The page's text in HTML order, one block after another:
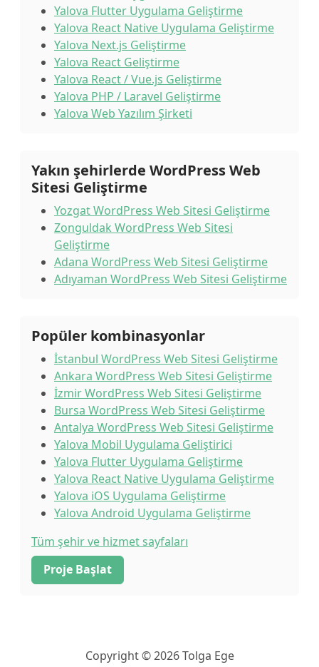
Yalova Flutter Uygulama Geliştirme
Yalova React Native Uygulama Geliştirme
Yalova Next.js Geliştirme
Yalova React Geliştirme
Yalova React / Vue.js Geliştirme
Yalova PHP / Laravel Geliştirme
Yalova Web Yazılım Şirketi
Yakın şehirlerde WordPress Web
Sitesi Geliştirme
Yozgat WordPress Web Sitesi Geliştirme
Zonguldak WordPress Web Sitesi
Geliştirme
Adana WordPress Web Sitesi Geliştirme
Adıyaman WordPress Web Sitesi Geliştirme
Popüler kombinasyonlar
İstanbul WordPress Web Sitesi Geliştirme
Ankara WordPress Web Sitesi Geliştirme
İzmir WordPress Web Sitesi Geliştirme
Bursa WordPress Web Sitesi Geliştirme
Antalya WordPress Web Sitesi Geliştirme
Yalova Mobil Uygulama Geliştirici
Yalova Flutter Uygulama Geliştirme
Yalova React Native Uygulama Geliştirme
Yalova iOS Uygulama Geliştirme
Yalova Android Uygulama Geliştirme
Tüm şehir ve hizmet sayfaları
Proje Başlat
Copyright © 2026 Tolga Ege